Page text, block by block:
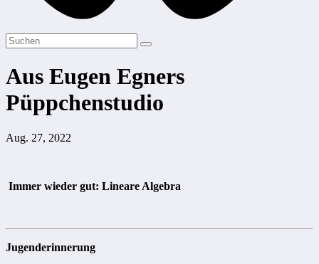
Aus Eugen Egners
Püppchenstudio
Aug. 27, 2022
Immer wieder gut: Lineare Algebra
Jugenderinnerung